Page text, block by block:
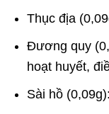
Thục địa
Đương quy
hoạt huyết,
Sài hồ